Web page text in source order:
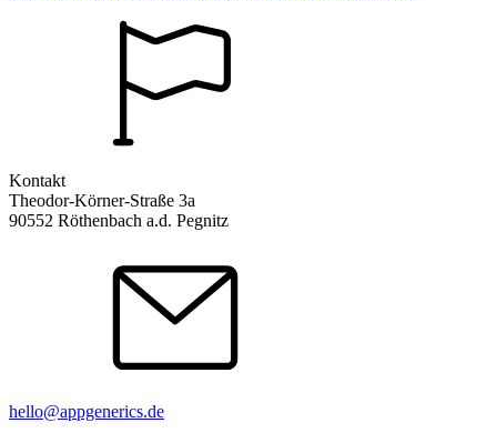
Kontakt
Theodor-Körner-Straße 3a
90552 Röthenbach a.d. Pegnitz
hello@appgenerics.de